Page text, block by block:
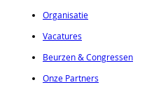
Organisatie
Vacatures
Beurzen & Congressen
Onze Partners